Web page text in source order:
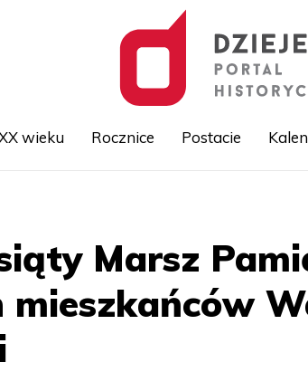
wieku Rocznice Postacie
Marsz
mieszkańców